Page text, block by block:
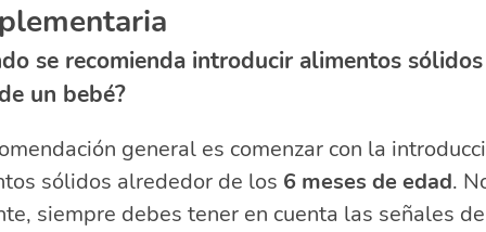
se recomienda introducir alimentos
un bebé?
general es comenzar con la
sólidos alrededor de los 6 meses de edad.
siempre debes tener en cuenta las señales